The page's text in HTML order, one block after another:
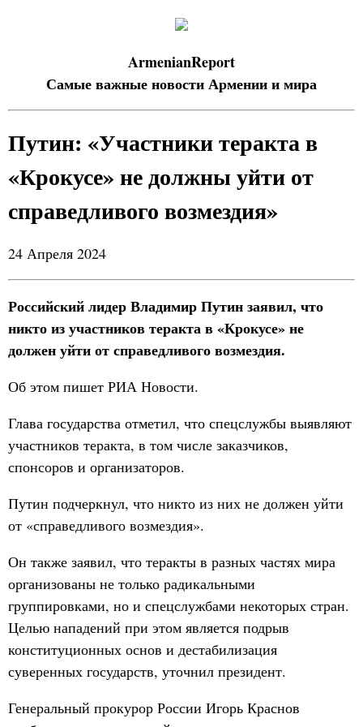
ArmenianReport
Самые важные новости Армении и мира
Путин: «Участники теракта в
«Крокусе» не должны уйти от
справедливого возмездия»
24 Апреля 2024
Российский лидер Владимир Путин заявил, что
никто из участников теракта в «Крокусе» не
должен уйти от справедливого возмездия.
Об этом пишет РИА Новости.
Глава государства отметил, что спецслужбы выявляют
участников теракта, в том числе заказчиков,
спонсоров и организаторов.
Путин подчеркнул, что никто из них не должен уйти
от «справедливого возмездия».
Он также заявил, что теракты в разных частях мира
организованы не только радикальными
группировками, но и спецслужбами некоторых стран.
Целью нападений при этом является подрыв
конституционных основ и дестабилизация
суверенных государств, уточнил президент.
Генеральный прокурор России Игорь Краснов